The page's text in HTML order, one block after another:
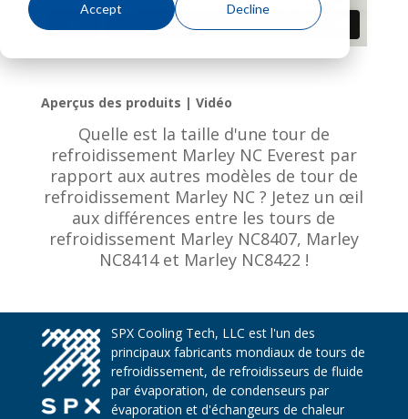
Accept Decline
Aperçus des produits | Vidéo
Quelle est la taille d'une tour de
refroidissement Marley NC Everest par
rapport aux autres modèles de tour de
refroidissement Marley NC ? Jetez un œil
aux différences entre les tours de
refroidissement Marley NC8407, Marley
NC8414 et Marley NC8422 !
SPX Cooling Tech, LLC est l'un des
principaux fabricants mondiaux de tours de
refroidissement, de refroidisseurs de fluide
par évaporation, de condenseurs par
évaporation et d'échangeurs de chaleur